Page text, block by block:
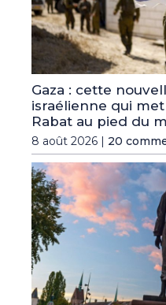
Gaza : cette
israélienne qui
Rabat au pied du
8 août 2026 | 20